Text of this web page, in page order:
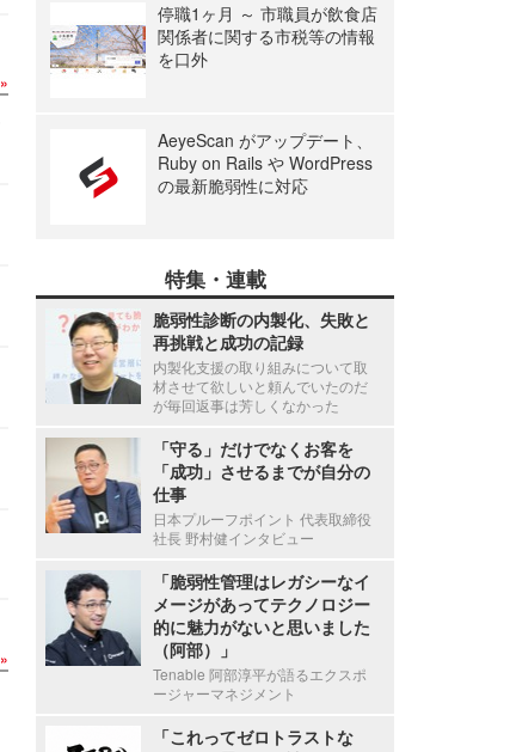
停職1ヶ月 ～ 市職員が飲食店
関係者に関する市税等の情報
を口外
AeyeScan がアップデート、
Ruby on Rails や WordPress
の最新脆弱性に対応
特集・連載
脆弱性診断の内製化、失敗と
再挑戦と成功の記録
内製化支援の取り組みについて取
材させて欲しいと頼んでいたのだ
が毎回返事は芳しくなかった
「守る」だけでなくお客を
「成功」させるまでが自分の
仕事
日本プルーフポイント 代表取締役
社長 野村健インタビュー
「脆弱性管理はレガシーなイ
メージがあってテクノロジー
的に魅力がないと思いました
（阿部）」
Tenable 阿部淳平が語るエクスポ
ージャーマネジメント
「これってゼロトラストな